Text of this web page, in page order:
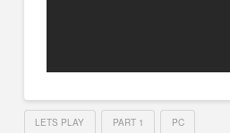
LETS PLAY PART 1 PC